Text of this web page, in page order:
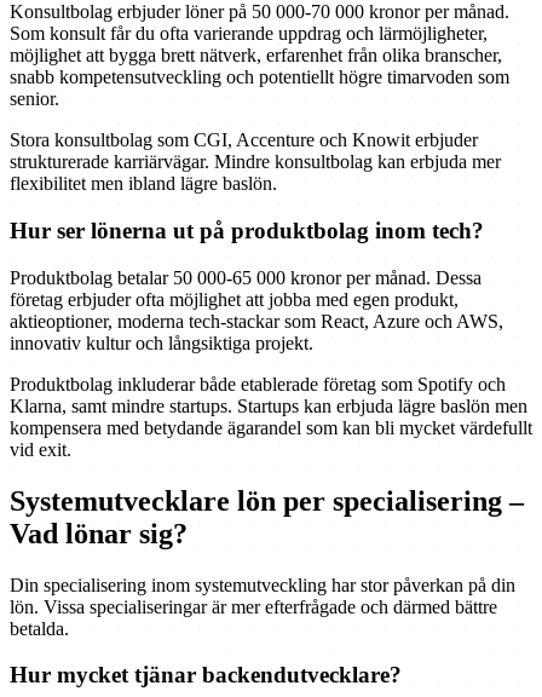
Konsultbolag erbjuder löner på 50 000-70 000 kronor per månad.
Som konsult får du ofta varierande uppdrag och lärmöjligheter,
möjlighet att bygga brett nätverk, erfarenhet från olika branscher,
snabb kompetensutveckling och potentiellt högre timarvoden som
senior.
Stora konsultbolag som CGI, Accenture och Knowit erbjuder
strukturerade karriärvägar. Mindre konsultbolag kan erbjuda mer
flexibilitet men ibland lägre baslön.
Hur ser lönerna ut på produktbolag inom tech?
Produktbolag betalar 50 000-65 000 kronor per månad. Dessa
företag erbjuder ofta möjlighet att jobba med egen produkt,
aktieoptioner, moderna tech-stackar som React, Azure och AWS,
innovativ kultur och långsiktiga projekt.
Produktbolag inkluderar både etablerade företag som Spotify och
Klarna, samt mindre startups. Startups kan erbjuda lägre baslön men
kompensera med betydande ägarandel som kan bli mycket värdefullt
vid exit.
Systemutvecklare lön per specialisering –
Vad lönar sig?
Din specialisering inom systemutveckling har stor påverkan på din
lön. Vissa specialiseringar är mer efterfrågade och därmed bättre
betalda.
Hur mycket tjänar backendutvecklare?